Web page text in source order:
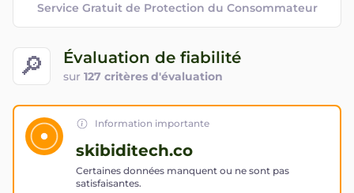
🔎 Évaluation de fiabilité
sur 127 critères d'évaluation
Service Gratuit de Protection du Consommateur
Information importante
skibiditech.co
Certaines données manquent ou ne sont pas
satisfaisantes.